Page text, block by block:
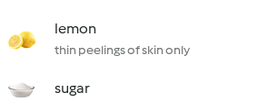
lemon
thin peelings of skin only
sugar